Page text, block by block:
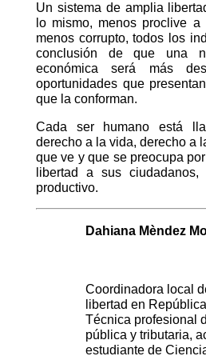
Un sistema de amplia
lo mismo, menos proclive
menos corrupto, todos los
conclusión de que una
económica será más
oportunidades que
que la conforman.
Cada ser humano está
derecho a la vida, derecho a
que ve y que se preocupa
libertad a sus
productivo.
Dahiana
Coordinadora local
libertad en
Técnica profesional
pública y tributaria,
estudiante de